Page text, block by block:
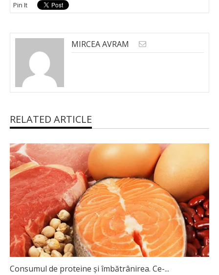
Pin It
MIRCEA AVRAM
RELATED ARTICLE
Consumul de proteine și îmbătrânirea. Ce-...